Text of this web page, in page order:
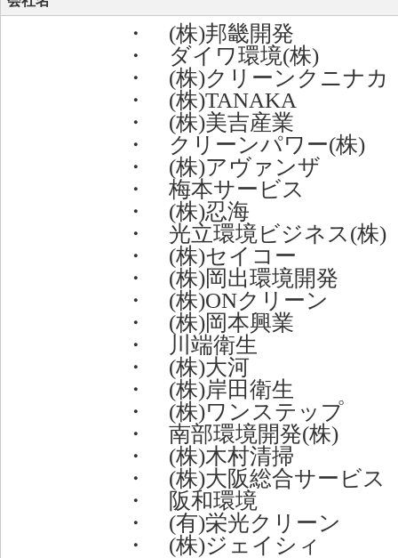
・ (株)邦畿開発
・ ダイワ環境(株)
・ (株)クリーンクニナカ
・ (株)TANAKA
・ (株)美吉産業
・ クリーンパワー(株)
・ (株)アヴァンザ
・ 梅本サービス
・ (株)忍海
・ 光立環境ビジネス(株)
・ (株)セイコー
・ (株)岡出環境開発
・ (株)ONクリーン
・ (株)岡本興業
・ 川端衛生
・ (株)大河
・ (株)岸田衛生
・ (株)ワンステップ
・ 南部環境開発(株)
・ (株)木村清掃
・ (株)大阪総合サービス
・ 阪和環境
・ (有)栄光クリーン
・ (株)ジェイシィ